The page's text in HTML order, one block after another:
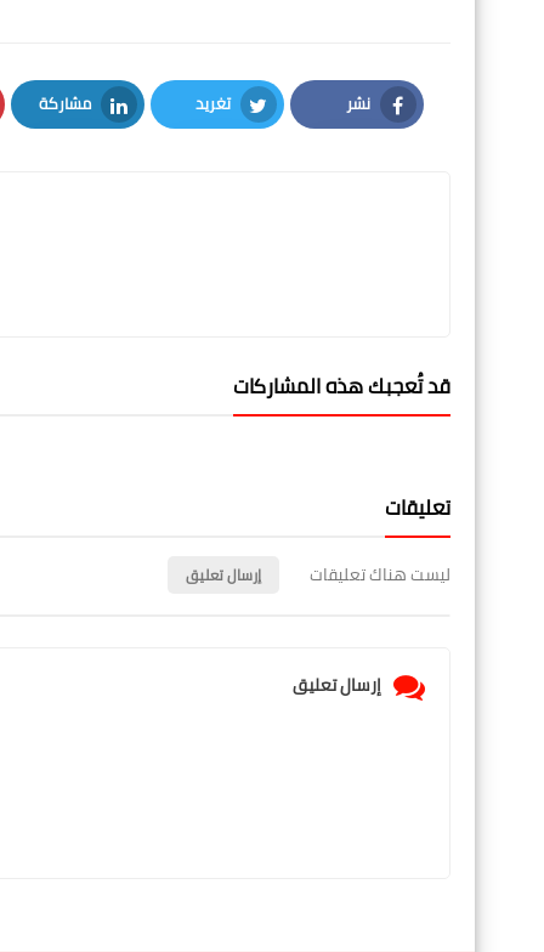
نشر
Facebook
تغريد
Twitter
مشاركة
LinkedIn
قد تُعجبك هذه المشاركات
تعليقات
ليست هناك تعليقات إرسال تعليق
إرسال تعليق